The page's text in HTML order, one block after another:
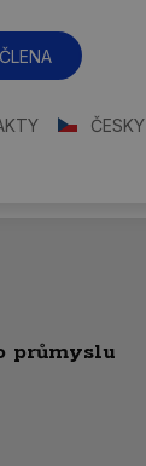
ČESKY
průmyslu